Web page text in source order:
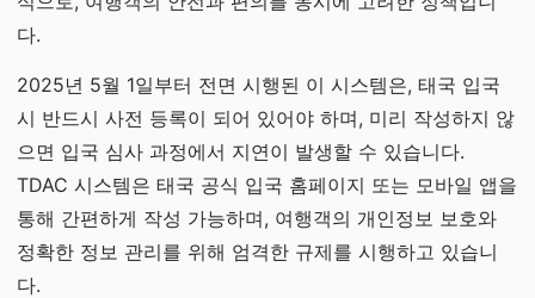
다.
2025년 5월 1일부터 전면 시행된 이 시스템은, 태국 입국
시 반드시 사전 등록이 되어 있어야 하며, 미리 작성하지 않
으면 입국 심사 과정에서 지연이 발생할 수 있습니다.
TDAC 시스템은 태국 공식 입국 홈페이지 또는 모바일 앱을
통해 간편하게 작성 가능하며, 여행객의 개인정보 보호와
정확한 정보 관리를 위해 엄격한 규제를 시행하고 있습니
다.